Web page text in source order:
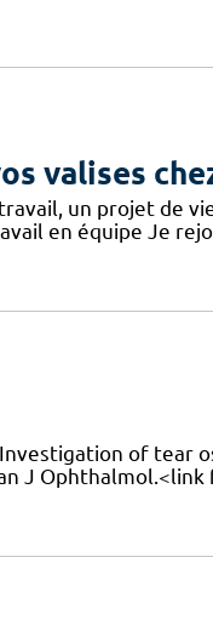
valises
un projet de
en équipe Je
of tear
J